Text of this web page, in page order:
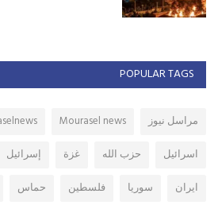
POPULAR TAGS
مراسل نيوز Mourasel news
اسرائيل
حزب الله غزة إسرائيل
ايران
سوريا فلسطين حماس